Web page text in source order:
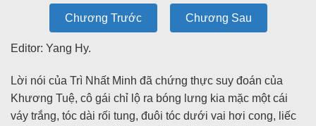
Chương Trước Chương Sau
Editor: Yang Hy.
Lời nói của Trì Nhất Minh đã chứng thực suy đoán của
Khương Tuệ, cô gái chỉ lộ ra bóng lưng kia mặc một cái
váy trắng, tóc dài rối tung, đuôi tóc dưới vai hơi cong, liếc